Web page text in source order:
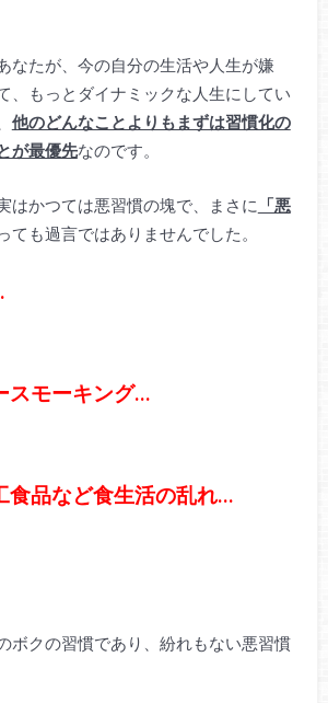
なたが、今の自分の生活や人生が嫌
、もっとダイナミックな人生にしてい
他のどんなことよりもまずは習慣化の
が最優先なのです。
はかつては悪習慣の塊で、まさに 「悪
ても過言ではありませんでした。
スモーキング…
食品など食生活の乱れ…
ボクの習慣であり、紛れもない悪習慣